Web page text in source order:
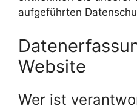
aufgeführten
Website
Wer ist